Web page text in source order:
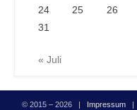
24
25 26
31
« Juli
© 2015 – 2026 | Impressum|